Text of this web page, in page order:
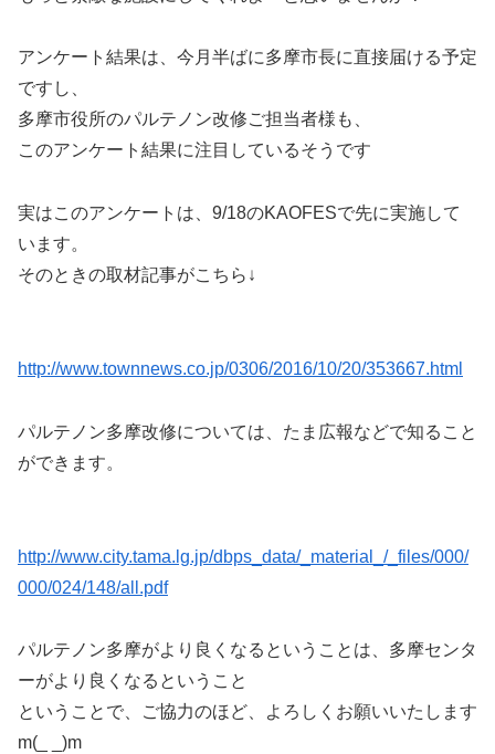
アンケート結果は、今月半ばに多摩市長に直接届ける予定
ですし、
多摩市役所のパルテノン改修ご担当者様も、
このアンケート結果に注目しているそうです
実はこのアンケートは、9/18のKAOFESで先に実施して
います。
そのときの取材記事がこちら↓
http://www.townnews.co.jp/0306/2016/10/20/353667.html
パルテノン多摩改修については、たま広報などで知ること
ができます。
http://www.city.tama.lg.jp/dbps_data/_material_/_files/000/
000/024/148/all.pdf
パルテノン多摩がより良くなるということは、多摩センタ
ーがより良くなるということ
ということで、ご協力のほど、よろしくお願いいたします
m(_ _)m